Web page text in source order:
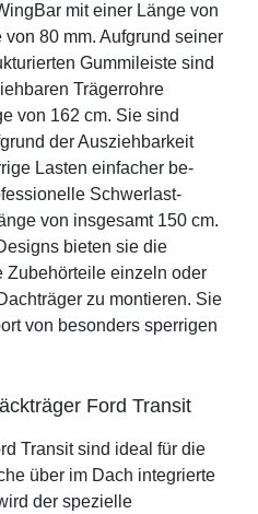
mit einer Länge von
80 mm. Aufgrund seiner
Gummileiste sind
Trägerrohre
von 162 cm. Sie sind
der Ausziehbarkeit
Lasten einfacher be-
Schwerlast-
von insgesamt 150 cm.
bieten sie die
Zubehörteile einzeln oder
zu montieren. Sie
von besonders sperrigen
Ford Transit
Transit sind ideal für die
über im Dach integrierte
der spezielle